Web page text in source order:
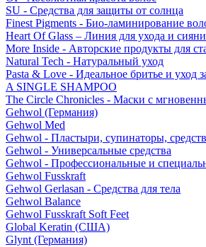
SU - Средства для защиты от солнца
Finest Pigments - Био-ламинирование
Heart Of Glass – Линия для ухода и
More Inside - Авторские продукты для
Natural Tech - Натуральный уход
Pasta & Love - Идеальное бритье и уход
A SINGLE SHAMPOO
The Circle Chronicles - Маски с
Gehwol (Германия)
Gehwol Med
Gehwol - Пластыри, супинаторы,
Gehwol - Универсальные средства
Gehwol - Профессиональные и
Gehwol Fusskraft
Gehwol Gerlasan - Средства для тела
Gehwol Balance
Gehwol Fusskraft Soft Feet
Global Keratin (США)
Glynt (Германия)